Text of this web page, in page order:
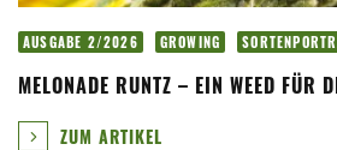
AUSGABE 2/2026 GROWING
MELONADE RUNTZ – EIN WEED FÜR
ZUM ARTIKEL